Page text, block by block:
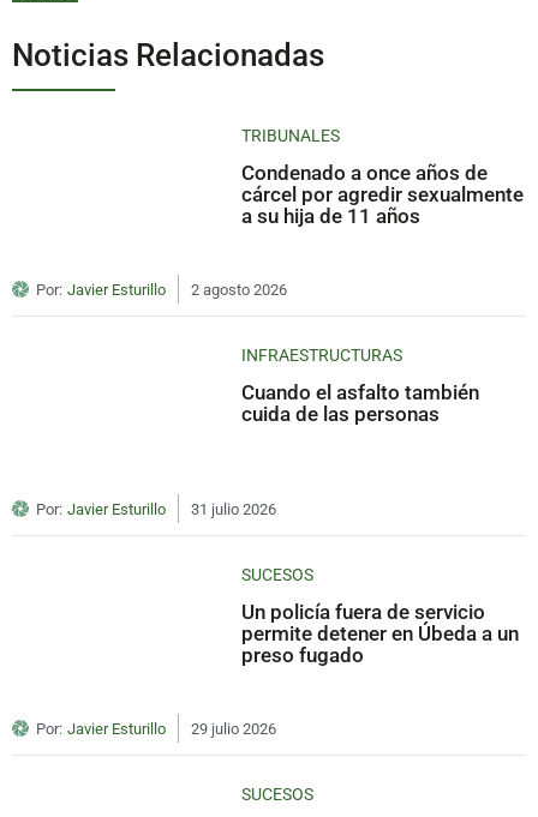
Noticias Relacionadas
TRIBUNALES
Condenado a once años de
cárcel por agredir sexualmente
a su hija de 11 años
Por: Javier Esturillo 2 agosto 2026
INFRAESTRUCTURAS
Cuando el asfalto también
cuida de las personas
Por: Javier Esturillo 31 julio 2026
SUCESOS
Un policía fuera de servicio
permite detener en Úbeda a un
preso fugado
Por: Javier Esturillo 29 julio 2026
SUCESOS